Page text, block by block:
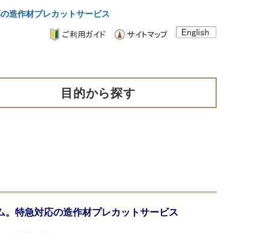
造作材プレカットサービス
目的から探す
。特急対応の造作材プレカットサービス